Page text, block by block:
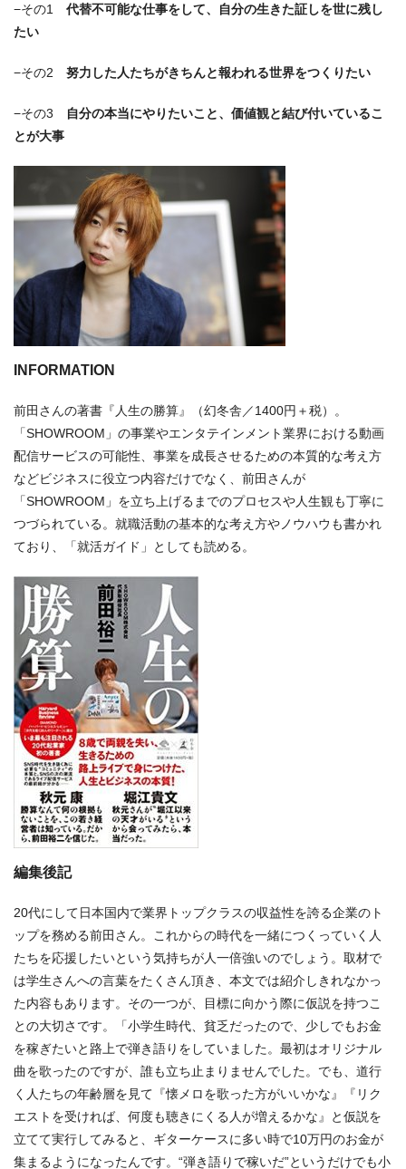
−その1 代替不可能な仕事をして、自分の生きた証しを世に残し
たい
−その2 努力した人たちがきちんと報われる世界をつくりたい
−その3
自分の本当にやりたいこと、価値観と結び付いているこ
とが大事
INFORMATION
前田さんの著書『人生の勝算』（幻冬舎／1400円＋税）。
「SHOWROOM」の事業やエンタテインメント業界における動画
配信サービスの可能性、事業を成長させるための本質的な考え方
などビジネスに役立つ内容だけでなく、前田さんが
「SHOWROOM」を立ち上げるまでのプロセスや人生観も丁寧に
つづられている。就職活動の基本的な考え方やノウハウも書かれ
ており、「就活ガイド」としても読める。
編集後記
20代にして日本国内で業界トップクラスの収益性を誇る企業のト
ップを務める前田さん。これからの時代を一緒につくっていく人
たちを応援したいという気持ちが人一倍強いのでしょう。取材で
は学生さんへの言葉をたくさん頂き、本文では紹介しきれなかっ
た内容もあります。その一つが、目標に向かう際に仮説を持つこ
との大切さです。「小学生時代、貧乏だったので、少しでもお金
を稼ぎたいと路上で弾き語りをしていました。最初はオリジナル
曲を歌ったのですが、誰も立ち止まりませんでした。でも、道行
く人たちの年齢層を見て『懐メロを歌った方がいいかな』『リク
エストを受ければ、何度も聴きにくる人が増えるかな』と仮説を
立てて実行してみると、ギターケースに多い時で10万円のお金が
集まるようになったんです。“弾き語りで稼いだ”というだけでも小